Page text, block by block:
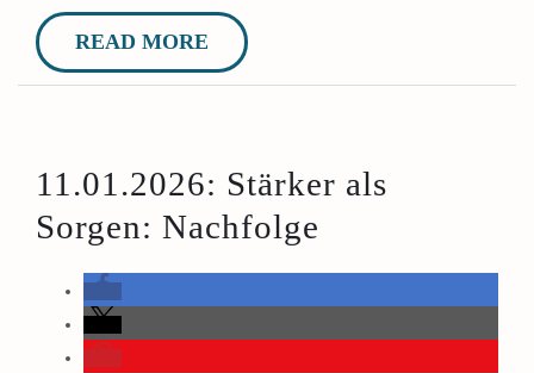
READ MORE
11.01.2026: Stärker als
Sorgen: Nachfolge